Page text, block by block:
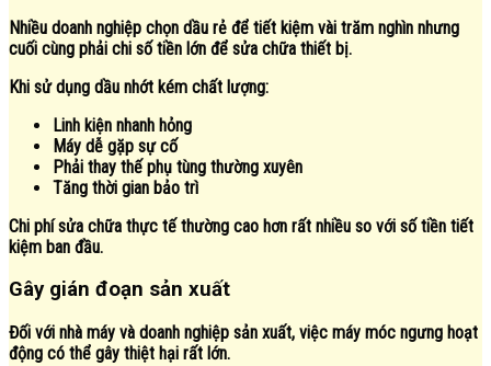
Nhiều doanh nghiệp chọn dầu rẻ để tiết kiệm vài trăm nghìn nhưng
cuối cùng phải chi số tiền lớn để sửa chữa thiết bị.
Khi sử dụng dầu nhớt kém chất lượng:
Linh kiện nhanh hỏng
Máy dễ gặp sự cố
Phải thay thế phụ tùng thường xuyên
Tăng thời gian bảo trì
Chi phí sửa chữa thực tế thường cao hơn rất nhiều so với số tiền tiết
kiệm ban đầu.
Gây gián đoạn sản xuất
Đối với nhà máy và doanh nghiệp sản xuất, việc máy móc ngưng hoạt
động có thể gây thiệt hại rất lớn.